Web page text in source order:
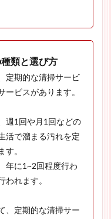
類と選び方
定期的な清掃サービ
ービスがあります。
週1回や月1回などの
活で溜まる汚れを定
。
年に1~2回程度行わ
れます。
、定期的な清掃サー